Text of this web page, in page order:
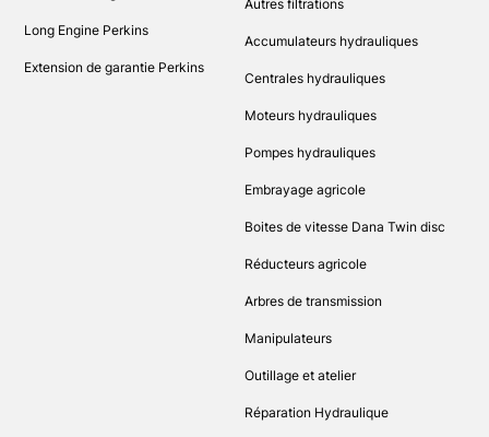
Long Engine Perkins
Extension de garantie Perkins
Autres filtrations
Accumulateurs hydrauliques
Centrales hydrauliques
Moteurs hydrauliques
Pompes hydrauliques
Embrayage agricole
Boites de vitesse Dana Twin disc
Réducteurs agricole
Arbres de transmission
Manipulateurs
Outillage et atelier
Réparation Hydraulique